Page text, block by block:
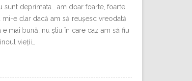
sunt deprimata… am doar foarte, foarte
e clar dacă am să reușesc vreodată
mai bună, nu știu în care caz am să fiu
vieții…